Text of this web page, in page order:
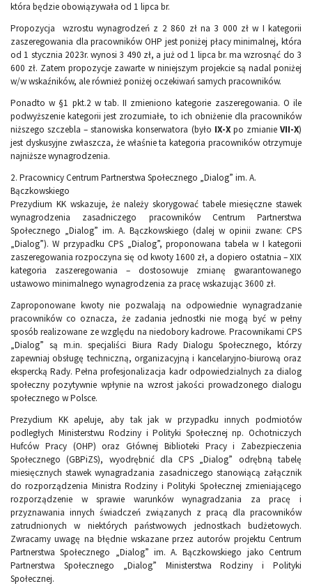
która będzie obowiązywała od 1 lipca br.
Propozycja wzrostu wynagrodzeń z 2 860 zł na 3 000 zł w I kategorii
zaszeregowania dla pracowników OHP jest poniżej płacy minimalnej, która
od 1 stycznia 2023r. wynosi 3 490 zł, a już od 1 lipca br. ma wzrosnąć do 3
600 zł. Zatem propozycje zawarte w niniejszym projekcie są nadal poniżej
w/w wskaźników, ale również poniżej oczekiwań samych pracowników.
Ponadto w §1 pkt.2 w tab. II zmieniono kategorie zaszeregowania. O ile
podwyższenie kategorii jest zrozumiałe, to ich obniżenie dla pracowników
niższego szczebla – stanowiska konserwatora (było IX-Xpo zmianieVII-X)
jest dyskusyjne zwłaszcza, że właśnie ta kategoria pracowników otrzymuje
najniższe wynagrodzenia.
2. Pracownicy Centrum Partnerstwa Społecznego „Dialog” im. A.
Bączkowskiego
Prezydium KK wskazuje, że należy skorygować tabele miesięczne stawek
wynagrodzenia zasadniczego pracowników Centrum Partnerstwa
Społecznego „Dialog” im. A. Bączkowskiego (dalej w opinii zwane: CPS
„Dialog”). W przypadku CPS „Dialog”, proponowana tabela w I kategorii
zaszeregowania rozpoczyna się od kwoty 1600 zł, a dopiero ostatnia – XIX
kategoria zaszeregowania – dostosowuje zmianę gwarantowanego
ustawowo minimalnego wynagrodzenia za pracę wskazując 3600 zł.
Zaproponowane kwoty nie pozwalają na odpowiednie wynagradzanie
pracowników co oznacza, że zadania jednostki nie mogą być w pełny
sposób realizowane ze względu na niedobory kadrowe. Pracownikami CPS
„Dialog” są m.in. specjaliści Biura Rady Dialogu Społecznego, którzy
zapewniaj obsługę techniczną, organizacyjną i kancelaryjno-biurową oraz
ekspercką Rady. Pełna profesjonalizacja kadr odpowiedzialnych za dialog
społeczny pozytywnie wpłynie na wzrost jakości prowadzonego dialogu
społecznego w Polsce.
Prezydium KK apeluje, aby tak jak w przypadku innych podmiotów
podległych Ministerstwu Rodziny i Polityki Społecznej np. Ochotniczych
Hufców Pracy (OHP) oraz Głównej Biblioteki Pracy i Zabezpieczenia
Społecznego (GBPiZS), wyodrębnić dla CPS „Dialog” odrębną tabelę
miesięcznych stawek wynagradzania zasadniczego stanowiącą załącznik
do rozporządzenia Ministra Rodziny i Polityki Społecznej zmieniającego
rozporządzenie w sprawie warunków wynagradzania za pracę i
przyznawania innych świadczeń związanych z pracą dla pracowników
zatrudnionych w niektórych państwowych jednostkach budżetowych.
Zwracamy uwagę na błędnie wskazane przez autorów projektu Centrum
Partnerstwa Społecznego „Dialog” im. A. Bączkowskiego jako Centrum
Partnerstwa Społecznego „Dialog” Ministerstwa Rodziny i Polityki
Społecznej.